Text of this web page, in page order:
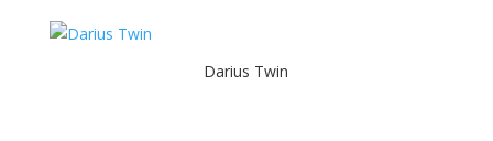
Darius Twin